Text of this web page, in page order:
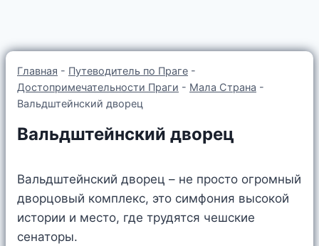
Главная - Путеводитель по Праге -
Достопримечательности Праги - Мала Страна -
Вальдштейнский дворец
Вальдштейнский дворец
Вальдштейнский дворец – не просто огромный
дворцовый комплекс, это симфония высокой
истории и место, где трудятся чешские
сенаторы.